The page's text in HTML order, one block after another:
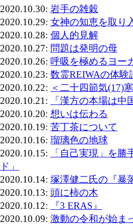
2020.10.30: 岩手の雑穀
2020.10.29: 女神の知恵を取り
2020.10.28: 個人的見解
2020.10.27: 問題は発明の母
2020.10.26: 呼吸を極めるヨー
2020.10.23: 数霊REIWAの体験
2020.10.22: ＜二十四節気(17)
2020.10.21:
「漢方の本場は
2020.10.20: 想いは伝わる
2020.10.19: 苦丁茶について
2020.10.16: 瑠璃色の地球
2020.10.15:
「自己実現」を
ド」
2020.10.14: 塚澤健二氏の『暴
2020.10.13: 頭に柿の木
2020.10.12:
『3 ERAS』
2020.10.09: 激動の令和が始ま